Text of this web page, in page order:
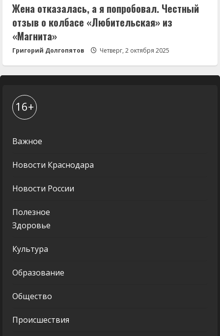
Жена отказалась, а я попробовал. Честный
отзыв о колбасе «Любительская» из
«Магнита»
Григорий Долгопятов Четверг, 2 октября 2025
16+
Важное
Новости Краснодара
Новости России
Полезное
Здоровье
Культура
Образование
Общество
Происшествия